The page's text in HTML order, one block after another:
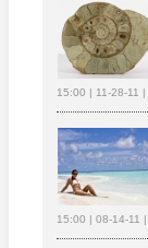
15:00 | 11-28-11 |
15:00 | 08-14-11 |